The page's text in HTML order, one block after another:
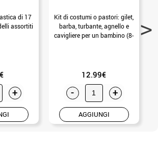
di 17
assortiti
+
Kit di costumi o pastori: gilet,
barba, turbante, agnello e
cavigliere per un bambino (8-
12.99€
- +
AGGIUNGI